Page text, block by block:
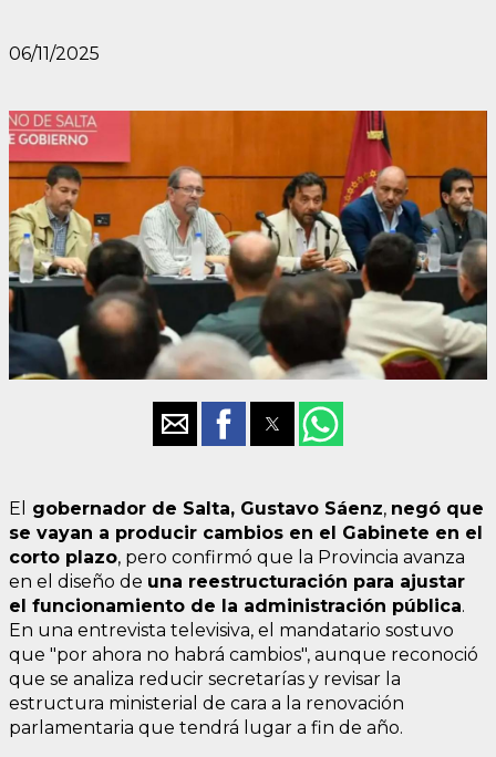
06/11/2025
El gobernador de Salta, Gustavo Sáenz, negó que
se vayan a producir cambios en el Gabinete en el
corto plazo, pero confirmó que la Provincia avanza
en el diseño de una reestructuración para ajustar
el funcionamiento de la administración pública.
En una entrevista televisiva, el mandatario sostuvo
que "por ahora no habrá cambios", aunque reconoció
que se analiza reducir secretarías y revisar la
estructura ministerial de cara a la renovación
parlamentaria que tendrá lugar a fin de año.